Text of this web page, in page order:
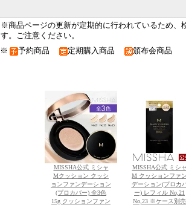
※商品ページの更新が定期的に行われているため、
す。ご注意ください。
※ 予約商品 定期購入商品 頒布会商品
MISSHA公式 ミシャ
Mクッション クッシ
ョンファンデーション
(プロカバー) 全3色
15g クッションファン
MISSHA公式 ミシャ
M クッションファン
デーション(プロカ
ー) レフィル No,21
No,23 ※ケース別売